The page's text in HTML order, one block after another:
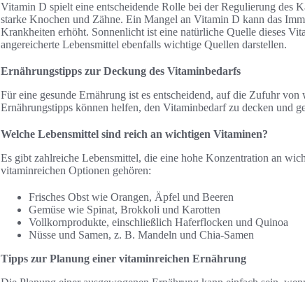
Vitamin D spielt eine entscheidende Rolle bei der Regulierung des
starke Knochen und Zähne. Ein Mangel an Vitamin D kann das
Krankheiten erhöht. Sonnenlicht ist eine natürliche Quelle dieses
angereicherte Lebensmittel ebenfalls wichtige Quellen darstellen.
Ernährungstipps zur Deckung des Vitaminbedarfs
Für eine gesunde Ernährung ist es entscheidend, auf die Zufuhr
Ernährungstipps können helfen, den Vitaminbedarf zu decken und
Welche Lebensmittel sind reich an wichtigen Vitaminen?
Es gibt zahlreiche Lebensmittel, die eine hohe Konzentration an
vitaminreichen Optionen gehören:
Frisches Obst wie Orangen, Äpfel und Beeren
Gemüse wie Spinat, Brokkoli und Karotten
Vollkornprodukte, einschließlich Haferflocken und Quinoa
Nüsse und Samen, z. B. Mandeln und Chia-Samen
Tipps zur Planung einer vitaminreichen Ernährung